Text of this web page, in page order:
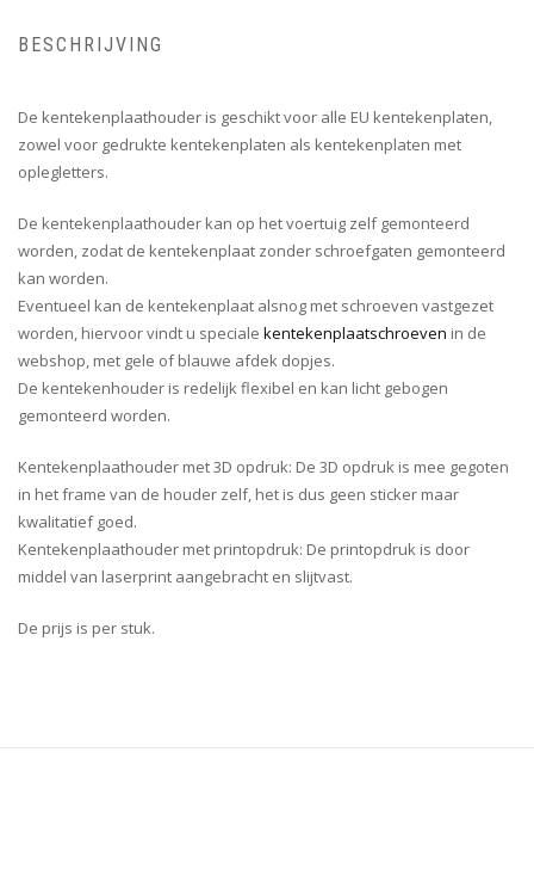
BESCHRIJVING
De kentekenplaathouder is geschikt voor alle EU kentekenplaten,
zowel voor gedrukte kentekenplaten als kentekenplaten met
oplegletters.
De kentekenplaathouder kan op het voertuig zelf gemonteerd
worden, zodat de kentekenplaat zonder schroefgaten gemonteerd
kan worden.
Eventueel kan de kentekenplaat alsnog met schroeven vastgezet
worden, hiervoor vindt u speciale kentekenplaatschroeven in de
webshop, met gele of blauwe afdek dopjes.
De kentekenhouder is redelijk flexibel en kan licht gebogen
gemonteerd worden.
Kentekenplaathouder met 3D opdruk: De 3D opdruk is mee gegoten
in het frame van de houder zelf, het is dus geen sticker maar
kwalitatief goed.
Kentekenplaathouder met printopdruk: De printopdruk is door
middel van laserprint aangebracht en slijtvast.
De prijs is per stuk.